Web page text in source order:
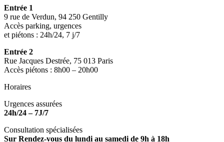
Entrée 1
9 rue de Verdun, 94 250 Gentilly
Accès parking, urgences
et piétons : 24h/24, 7 j/7
Entrée 2
Rue Jacques Destrée, 75 013 Paris
Accès piétons : 8h00 – 20h00
Horaires
Urgences assurées
24h/24 – 7J/7
Consultation spécialisées
Sur Rendez-vous du lundi au samedi de 9h à 18h